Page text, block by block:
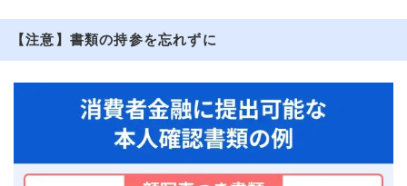
【注意】書類の持参を忘れずに